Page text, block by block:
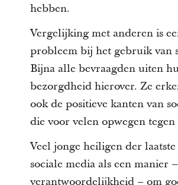
hebben.
Vergelijking met anderen is
probleem bij het gebruik van
Bijna alle bevraagden uiten
bezorgdheid hierover. Ze
ook de positieve kanten van
die voor velen opwegen tegen
Veel jonge heiligen der
sociale media als een manier
verantwoordelijkheid – om